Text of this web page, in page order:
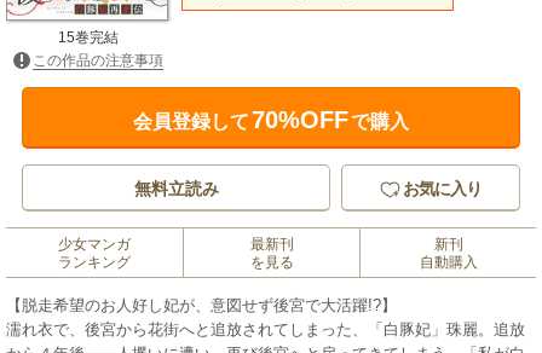
15巻完結
この作品の注意事項
会員登録して70%OFFで購入
無料立読み お気に入り
少女マンガ
ランキング
最新刊
を見る
新刊
自動購入
【脱走希望のお人好し妃が、意図せず後宮で大活躍!?】
濡れ衣で、後宮から花街へと追放されてしまった、「白豚妃」珠麗。追放